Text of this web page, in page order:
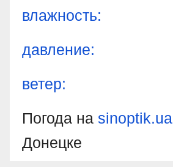
влажность:
давление:
ветер:
Погода на sinoptik.ua
Донецке